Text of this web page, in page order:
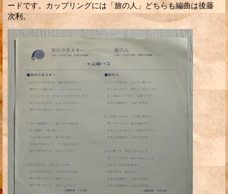
ードです。カップリングには「旅の人」どちらも編曲は後藤
次利。